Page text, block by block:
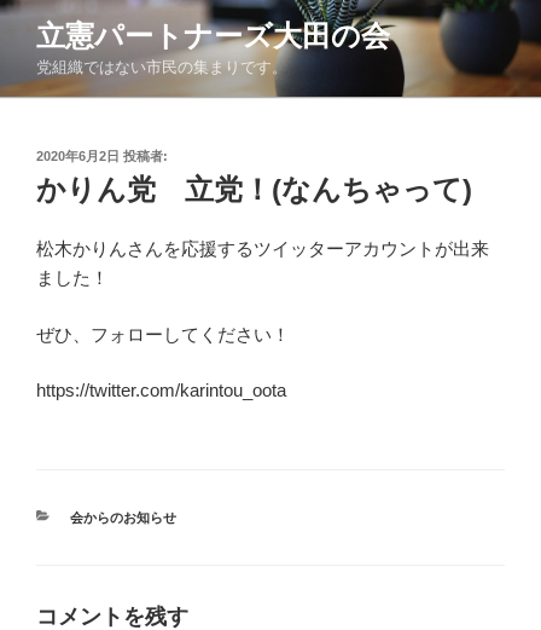
コ
ン
立憲パートナーズ大田の会
党組織ではない市民の集まりです。
投
稿
日:
2020年6月2日 投稿者:
かりん党 立党！(なんちゃって)
松木かりんさんを応援するツイッターアカウントが出来
ました！
ぜひ、フォローしてください！
https://twitter.com/karintou_oota
カ
会からのお知らせ
コメントを残す